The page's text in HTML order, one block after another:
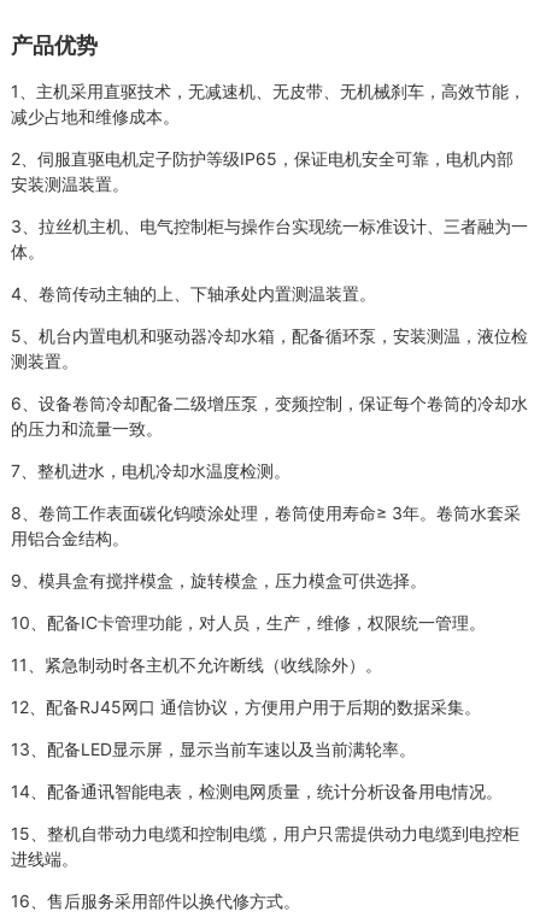
产品优势
1、主机采用直驱技术，无减速机、无皮带、无机械刹车，高效节能，
减少占地和维修成本。
2、伺服直驱电机定子防护等级IP65，保证电机安全可靠，电机内部
安装测温装置。
3、拉丝机主机、电气控制柜与操作台实现统一标准设计、三者融为一
体。
4、卷筒传动主轴的上、下轴承处内置测温装置。
5、机台内置电机和驱动器冷却水箱，配备循环泵，安装测温，液位检
测装置。
6、设备卷筒冷却配备二级增压泵，变频控制，保证每个卷筒的冷却水
的压力和流量一致。
7、整机进水，电机冷却水温度检测。
8、卷筒工作表面碳化钨喷涂处理，卷筒使用寿命≥ 3年。卷筒水套采
用铝合金结构。
9、模具盒有搅拌模盒，旋转模盒，压力模盒可供选择。
10、配备IC卡管理功能，对人员，生产，维修，权限统一管理。
11、紧急制动时各主机不允许断线（收线除外）。
12、配备RJ45网口 通信协议，方便用户用于后期的数据采集。
13、配备LED显示屏，显示当前车速以及当前满轮率。
14、配备通讯智能电表，检测电网质量，统计分析设备用电情况。
15、整机自带动力电缆和控制电缆，用户只需提供动力电缆到电控柜
进线端。
16、售后服务采用部件以换代修方式。